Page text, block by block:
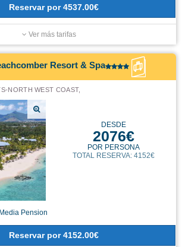
Reservar por 4537.00€
Ver más tarifas
Resort & Spa
NORTH WEST COAST,
DESDE
2076€
POR PERSONA
TOTAL RESERVA: 4152€
Media Pension
Reservar por 4152.00€